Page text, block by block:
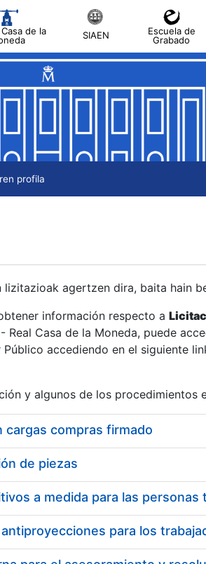
de la
SIAEN
Escuela de
Grabado
profila
agertzen dira, baita hain
información respecto a
Real Casa de la Moneda, puede
accediendo en el siguiente
y algunos de los procedimientos
cargas compras firmado
de piezas